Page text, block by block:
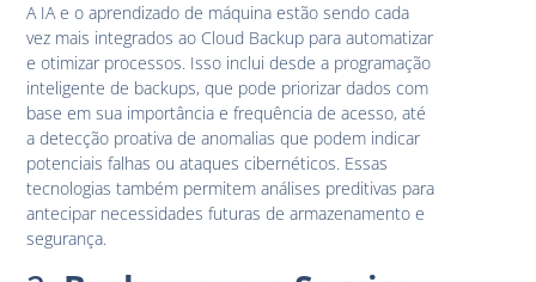
A IA e o aprendizado de máquina estão sendo cada
vez mais integrados ao Cloud Backup para automatizar
e otimizar processos. Isso inclui desde a programação
inteligente de backups, que pode priorizar dados com
base em sua importância e frequência de acesso, até
a detecção proativa de anomalias que podem indicar
potenciais falhas ou ataques cibernéticos. Essas
tecnologias também permitem análises preditivas para
antecipar necessidades futuras de armazenamento e
segurança.